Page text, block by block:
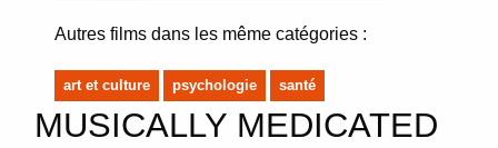
Autres films dans les même catégories :
art et culture psychologie santé
MUSICALLY MEDICATED